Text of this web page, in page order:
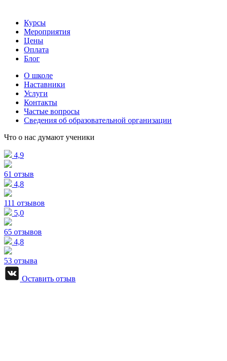
Курсы
Мероприятия
Цены
Оплата
Блог
О школе
Наставники
Услуги
Контакты
Частые вопросы
Сведения об образовательной организации
Что о нас думают ученики
4,9
61 отзыв
4,8
111 отзывов
5,0
65 отзывов
4,8
53 отзыва
Оставить отзыв